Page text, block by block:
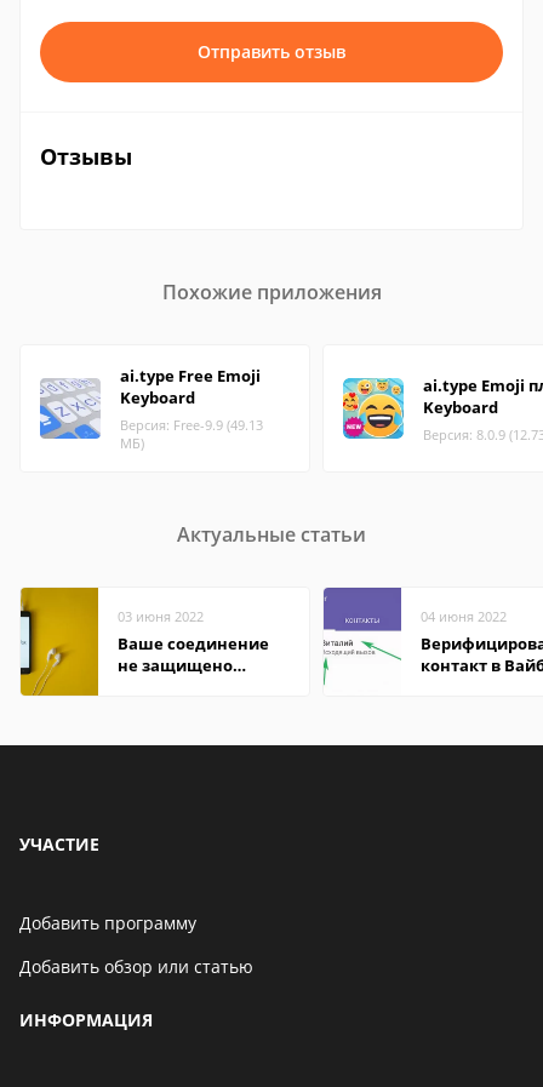
Отправить отзыв
Отзывы
Похожие приложения
ai.type Free Emoji
Keyboard
Версия: Free-9.9 (49.13
МБ)
ai.type Emoji
Keyboard
Версия: 8.0.9
Актуальные статьи
03 июня 2022
Ваше соединение
не защищено
04 июня 2022
контакт в
УЧАСТИЕ
Добавить программу
Добавить обзор или статью
ИНФОРМАЦИЯ